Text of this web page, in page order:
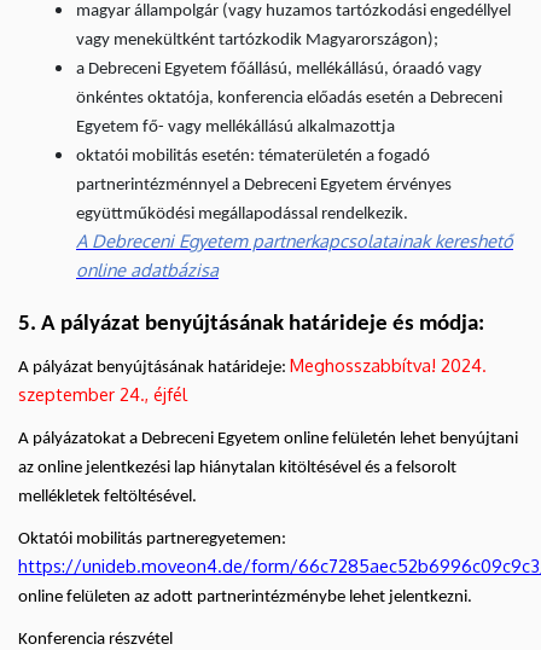
magyar állampolgár (vagy huzamos tartózkodási engedéllyel
vagy menekültként tartózkodik Magyarországon);
a Debreceni Egyetem főállású, mellékállású, óraadó vagy
önkéntes oktatója, konferencia előadás esetén a Debreceni
Egyetem fő- vagy mellékállású alkalmazottja
oktatói mobilitás esetén: tématerületén a fogadó
partnerintézménnyel a Debreceni Egyetem érvényes
együttműködési megállapodással rendelkezik.
A Debreceni Egyetem partnerkapcsolatainak kereshető
online adatbázisa
5. A pályázat benyújtásának határideje és módja:
A pályázat benyújtásának határideje: Meghosszabbítva! 2024.
szeptember 24., éjfél
A pályázatokat a Debreceni Egyetem online felületén lehet benyújtani
az online jelentkezési lap hiánytalan kitöltésével és a felsorolt
mellékletek feltöltésével.
Oktatói mobilitás partneregyetemen:
https://unideb.moveon4.de/form/
online felületen az adott partnerintézménybe lehet jelentkezni.
Konferencia részvétel